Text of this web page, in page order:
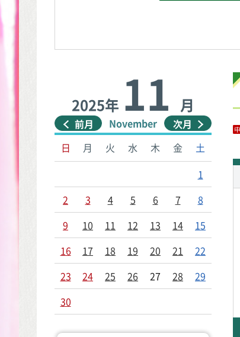
2025年 11 月
November
前月
次月
日
月 火 水 木 金
土
1
2
3 4 5 6 7
8
9
10 11 12 13 14
15
16
17 18 19 20 21
22
23
24 25 26 27 28
29
30